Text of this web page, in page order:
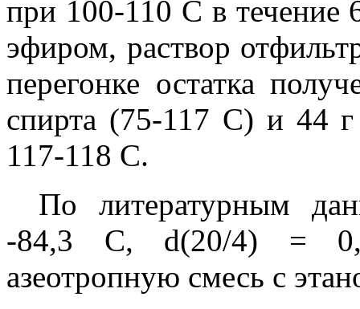
при 100-110 С в течение
эфиром, раствор
перегонке остатка
спирта (75-117 С) и 44 г
117-118 С.
По литературным
-84,3 С, d(20/4) =
азеотропную смесь с